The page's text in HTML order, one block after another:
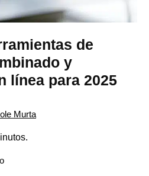
de
y
línea para 2025
Murta